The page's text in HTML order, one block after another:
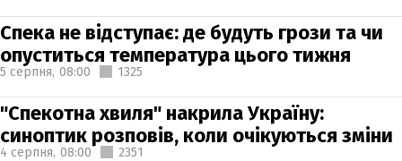
Спека не відступає: де будуть грози та чи
опуститься температура цього тижня
5 серпня, 08:00 1325
"Спекотна хвиля" накрила Україну:
синоптик розповів, коли очікуються зміни
4 серпня, 08:00 2351